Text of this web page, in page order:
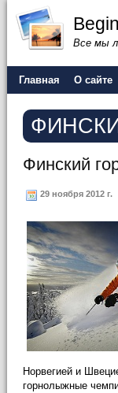
Все мы
Главная О сайте
Финский
29 ноября 2012 г.
Норвегией и
горнолыжные